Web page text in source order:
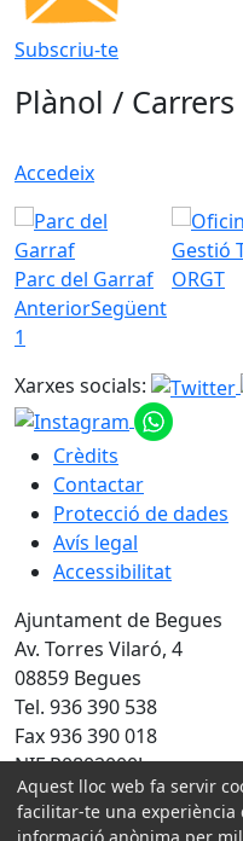
Subscriu-te
Plànol / Carrers
Accedeix
Parc del Garraf ORGT
AnteriorSegüent
1
Xarxes socials:
Crèdits
Contactar
Protecció de dades
Avís legal
Accessibilitat
Ajuntament de Begues
Av. Torres Vilaró, 4
08859 Begues
Tel. 936 390 538
Fax 936 390 018
NIF P0802000J
Amb la col·laboració de:
Aquest lloc web fa servir
facilitar-te una